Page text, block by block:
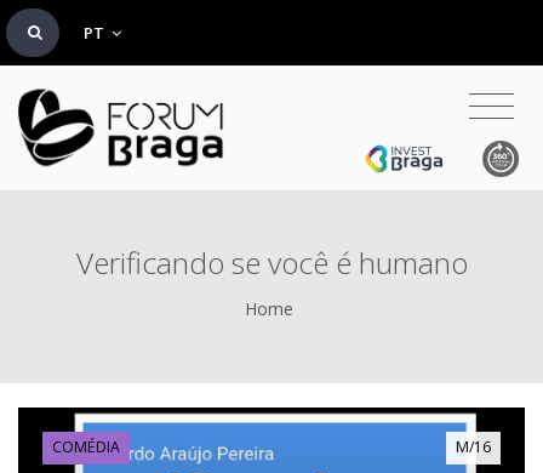
PT
Verificando se você é humano
Home
COMÉDIA M/16